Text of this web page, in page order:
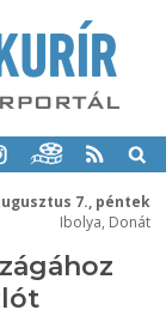
7., péntek
Ibolya, Donát